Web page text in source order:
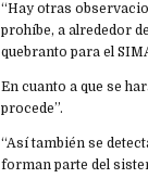
“Hay otras
prohíbe, a alrededor
quebranto para el
En cuanto a que se
procede”.
“Así también se
forman parte del